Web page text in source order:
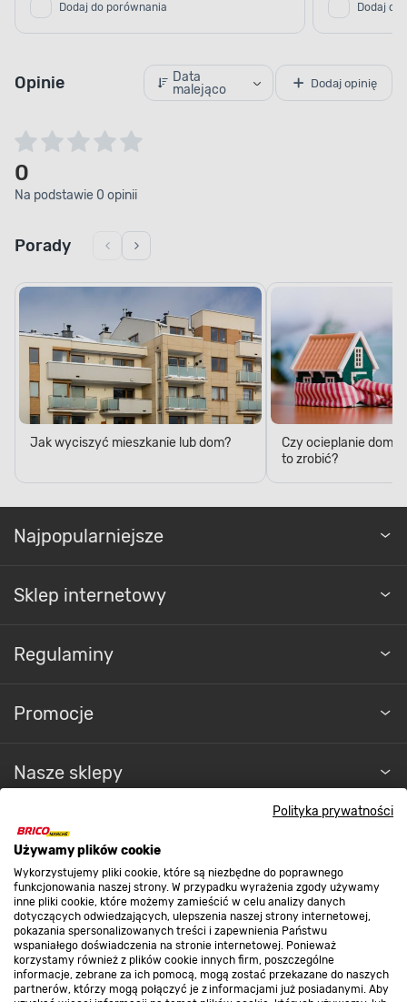
Polityka prywatności
Używamy plików cookie
Wykorzystujemy pliki cookie, które są niezbędne do poprawnego
funkcjonowania naszej strony. W przypadku wyrażenia zgody używamy
inne pliki cookie, które możemy zamieścić w celu analizy danych
dotyczących odwiedzających, ulepszenia naszej strony internetowej,
pokazania spersonalizowanych treści i zapewnienia Państwu
wspaniałego doświadczenia na stronie internetowej. Ponieważ
korzystamy również z plików cookie innych firm, poszczególne
informacje, zebrane za ich pomocą, mogą zostać przekazane do naszych
partnerów, którzy mogą połączyć je z informacjami już posiadanymi. Aby
Dodaj do porównania Dodaj do
Opinie
Data
malejąco
Dodaj opinię
0
Na podstawie 0 opinii
Porady
Jak wyciszyć mieszkanie lub dom?
Czy ocieplanie domu
to zrobić?
Najpopularniejsze
Sklep internetowy
Regulaminy
Promocje
Nasze sklepy
O nas
Kontakt do sklepu
Strefa biznesu